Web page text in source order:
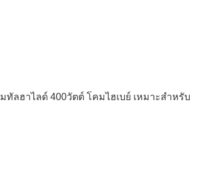
ลฮาไลด์ 400วัตต์ โคมไฮเบย์ เหมาะสำหรับ